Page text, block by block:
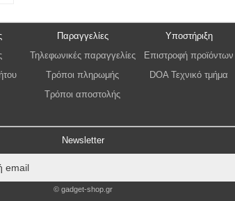
Παραγγελίες
Τηλεφωνικές παραγγελίες
Τρόποι πληρωμής
Τρόποι αποστολής
Υποστήριξη
Επιστροφή προϊόντων
DOA Τεχνικό τμήμα
Newsletter
© gadget-shop.gr